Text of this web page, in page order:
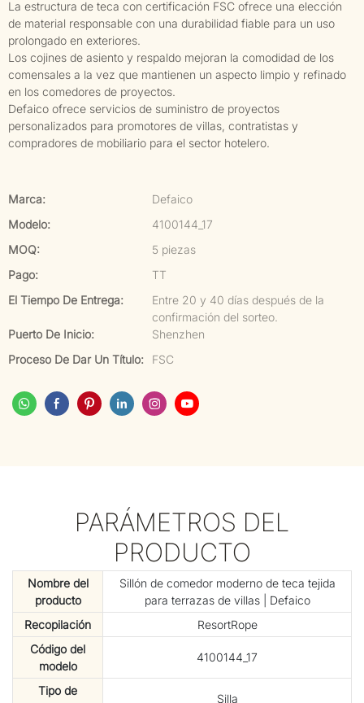
La estructura de teca con certificación FSC ofrece una elección
de material responsable con una durabilidad fiable para un uso
prolongado en exteriores.
Los cojines de asiento y respaldo mejoran la comodidad de los
comensales a la vez que mantienen un aspecto limpio y refinado
en los comedores de proyectos.
Defaico ofrece servicios de suministro de proyectos
personalizados para promotores de villas, contratistas y
compradores de mobiliario para el sector hotelero.
Marca:
Defaico
Modelo:
4100144_17
MOQ:
5 piezas
Pago:
TT
El Tiempo De Entrega:
Entre 20 y 40 días después de la
confirmación del sorteo.
Puerto De Inicio:
Shenzhen
Proceso De Dar Un Título:
FSC
PARÁMETROS DEL
PRODUCTO
Nombre del
producto
Sillón de comedor moderno de teca tejida
para terrazas de villas | Defaico
Recopilación
ResortRope
Código del
modelo
4100144_17
Tipo de
Silla